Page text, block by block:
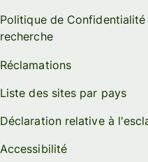
Politique de
recherche
Réclamations
Liste des sites par pays
Déclaration relative à
Accessibilité